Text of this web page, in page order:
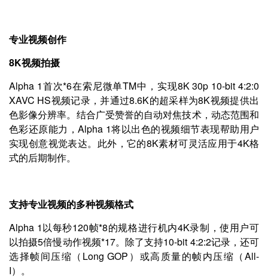
专业视频创作
8K视频拍摄
Alpha 1首次*6在索尼微单TM中，实现8K 30p 10-bit 4:2:0
XAVC HS视频记录，并通过8.6K的超采样为8K视频提供出
色影像分辨率。结合广受赞誉的自动对焦技术，动态范围和
色彩还原能力，Alpha 1将以出色的视频细节表现帮助用户
实现创意视觉表达。此外，它的8K素材可灵活应用于4K格
式的后期制作。
支持专业视频的多种视频格式
Alpha 1以每秒120帧*8的规格进行机内4K录制，使用户可
以拍摄5倍慢动作视频*17。除了支持10-bit 4:2:2记录，还可
选择帧间压缩（Long GOP）或高质量的帧内压缩（All-
I）。